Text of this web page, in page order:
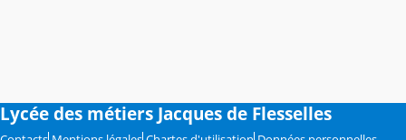
Lycée des métiers Jacques de Flesselles